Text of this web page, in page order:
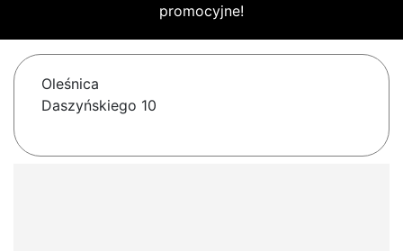
promocyjne!
Oleśnica
Daszyńskiego 10